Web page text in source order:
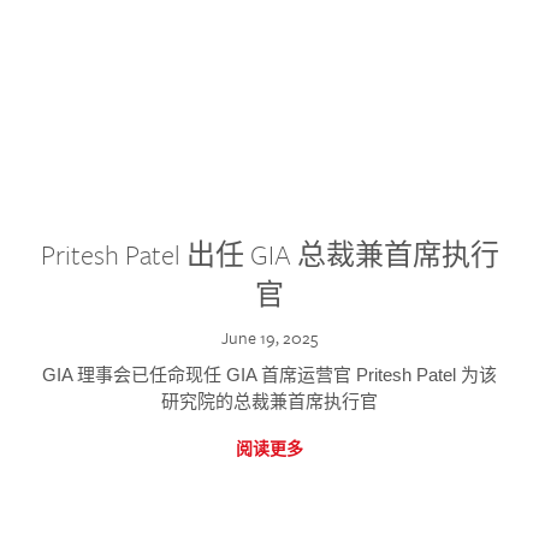
Pritesh Patel 出任 GIA 总裁兼首席执行
官
June 19, 2025
GIA 理事会已任命现任 GIA 首席运营官 Pritesh Patel 为该
研究院的总裁兼首席执行官
阅读更多